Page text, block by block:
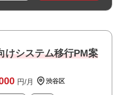
けシステム移行PM案
円/月 渋谷区
構成図などの各種技術ドキュ
験
調整経験